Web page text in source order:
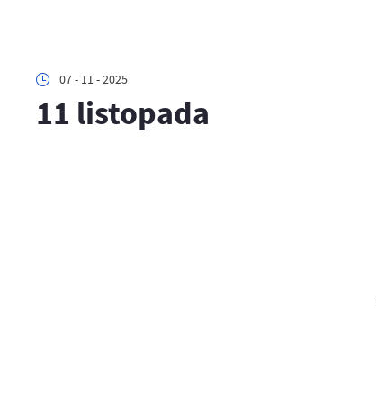
07 - 11 - 2025
11 listopada